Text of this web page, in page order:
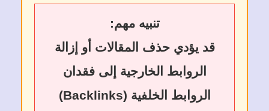
تنبيه مهم:
قد يؤدي حذف المقالات أو إزالة
الروابط الخارجية إلى فقدان
الروابط الخلفية (Backlinks)